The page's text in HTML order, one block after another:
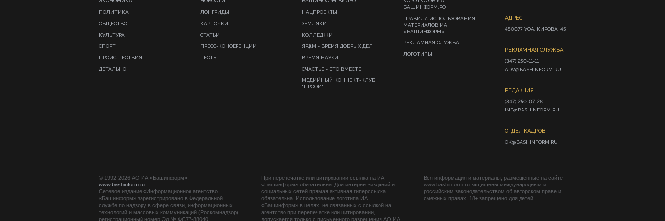
ПОЛИТИКА
ОБЩЕСТВО
КУЛЬТУРА
СПОРТ
ПРОИСШЕСТВИЯ
ДЕТАЛЬНО
ЛОНГРИДЫ
КАРТОЧКИ
СТАТЬИ
ПРЕСС-КОНФЕРЕНЦИИ
ТЕСТЫ
НАЦПРОЕКТЫ
ЗЕМЛЯКИ
КОЛЛЕДЖИ
ЯРҘАМ - ВРЕМЯ ДОБРЫХ ДЕЛ
ВРЕМЯ НАУКИ
СЧАСТЬЕ - ЭТО ВМЕСТЕ
МЕДИЙНЫЙ КОННЕКТ-КЛУБ
"ПРОФИ"
БАШИНФОРМ.РФ
ПРАВИЛА ИСПОЛЬЗОВАНИЯ
МАТЕРИАЛОВ ИА
«БАШИНФОРМ»
РЕКЛАМНАЯ СЛУЖБА
ЛОГОТИПЫ
АДРЕС
450077, УФА, КИРОВА, 45
РЕКЛАМНАЯ СЛУЖБА
(347) 250-11-11
ADV@BASHINFORM.RU
РЕДАКЦИЯ
(347) 250-07-28
INF@BASHINFORM.RU
ОТДЕЛ КАДРОВ
OK@BASHINFORM.RU
© 1992-2026 АО ИА «Башинформ».
www.bashinform.ru
Сетевое издание «Информационное агентство
«Башинформ» зарегистрировано в Федеральной
службе по надзору в сфере связи, информационных
технологий и массовых коммуникаций (Роскомнадзор),
регистрационный номер Эл № ФС77-88040
При перепечатке или цитировании ссылка на ИА
«Башинформ» обязательна. Для интернет-изданий и
социальных сетей прямая активная гиперссылка
обязательна. Использование логотипа ИА
«Башинформ» в целях, не связанных с ссылкой на
агентство при перепечатке или цитировании,
допускается только с письменного разрешения АО ИА
Вся информация и материалы, размещенные на сайте
www.bashinform.ru защищены международным и
российским законодательством об авторском праве и
смежных правах. 18+ запрещено для детей.